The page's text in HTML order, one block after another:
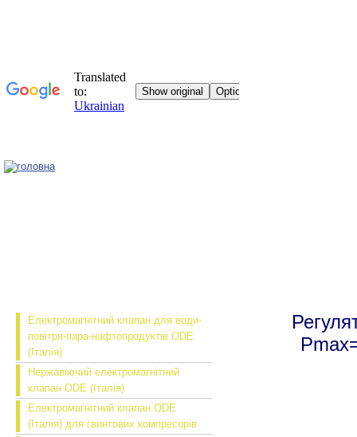
Електромагнітний клапан для води-
повітря-пара-нафтопродуктів ODE
(Італія)
Нержавіючий електромагнітний
клапан ODE (Італія)
Електромагнітний клапан ODE
(Італія) для гвинтових компресорів